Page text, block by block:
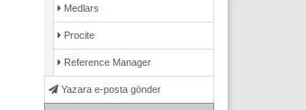
Medlars
Procite
Reference Manager
Yazara e-posta gönder